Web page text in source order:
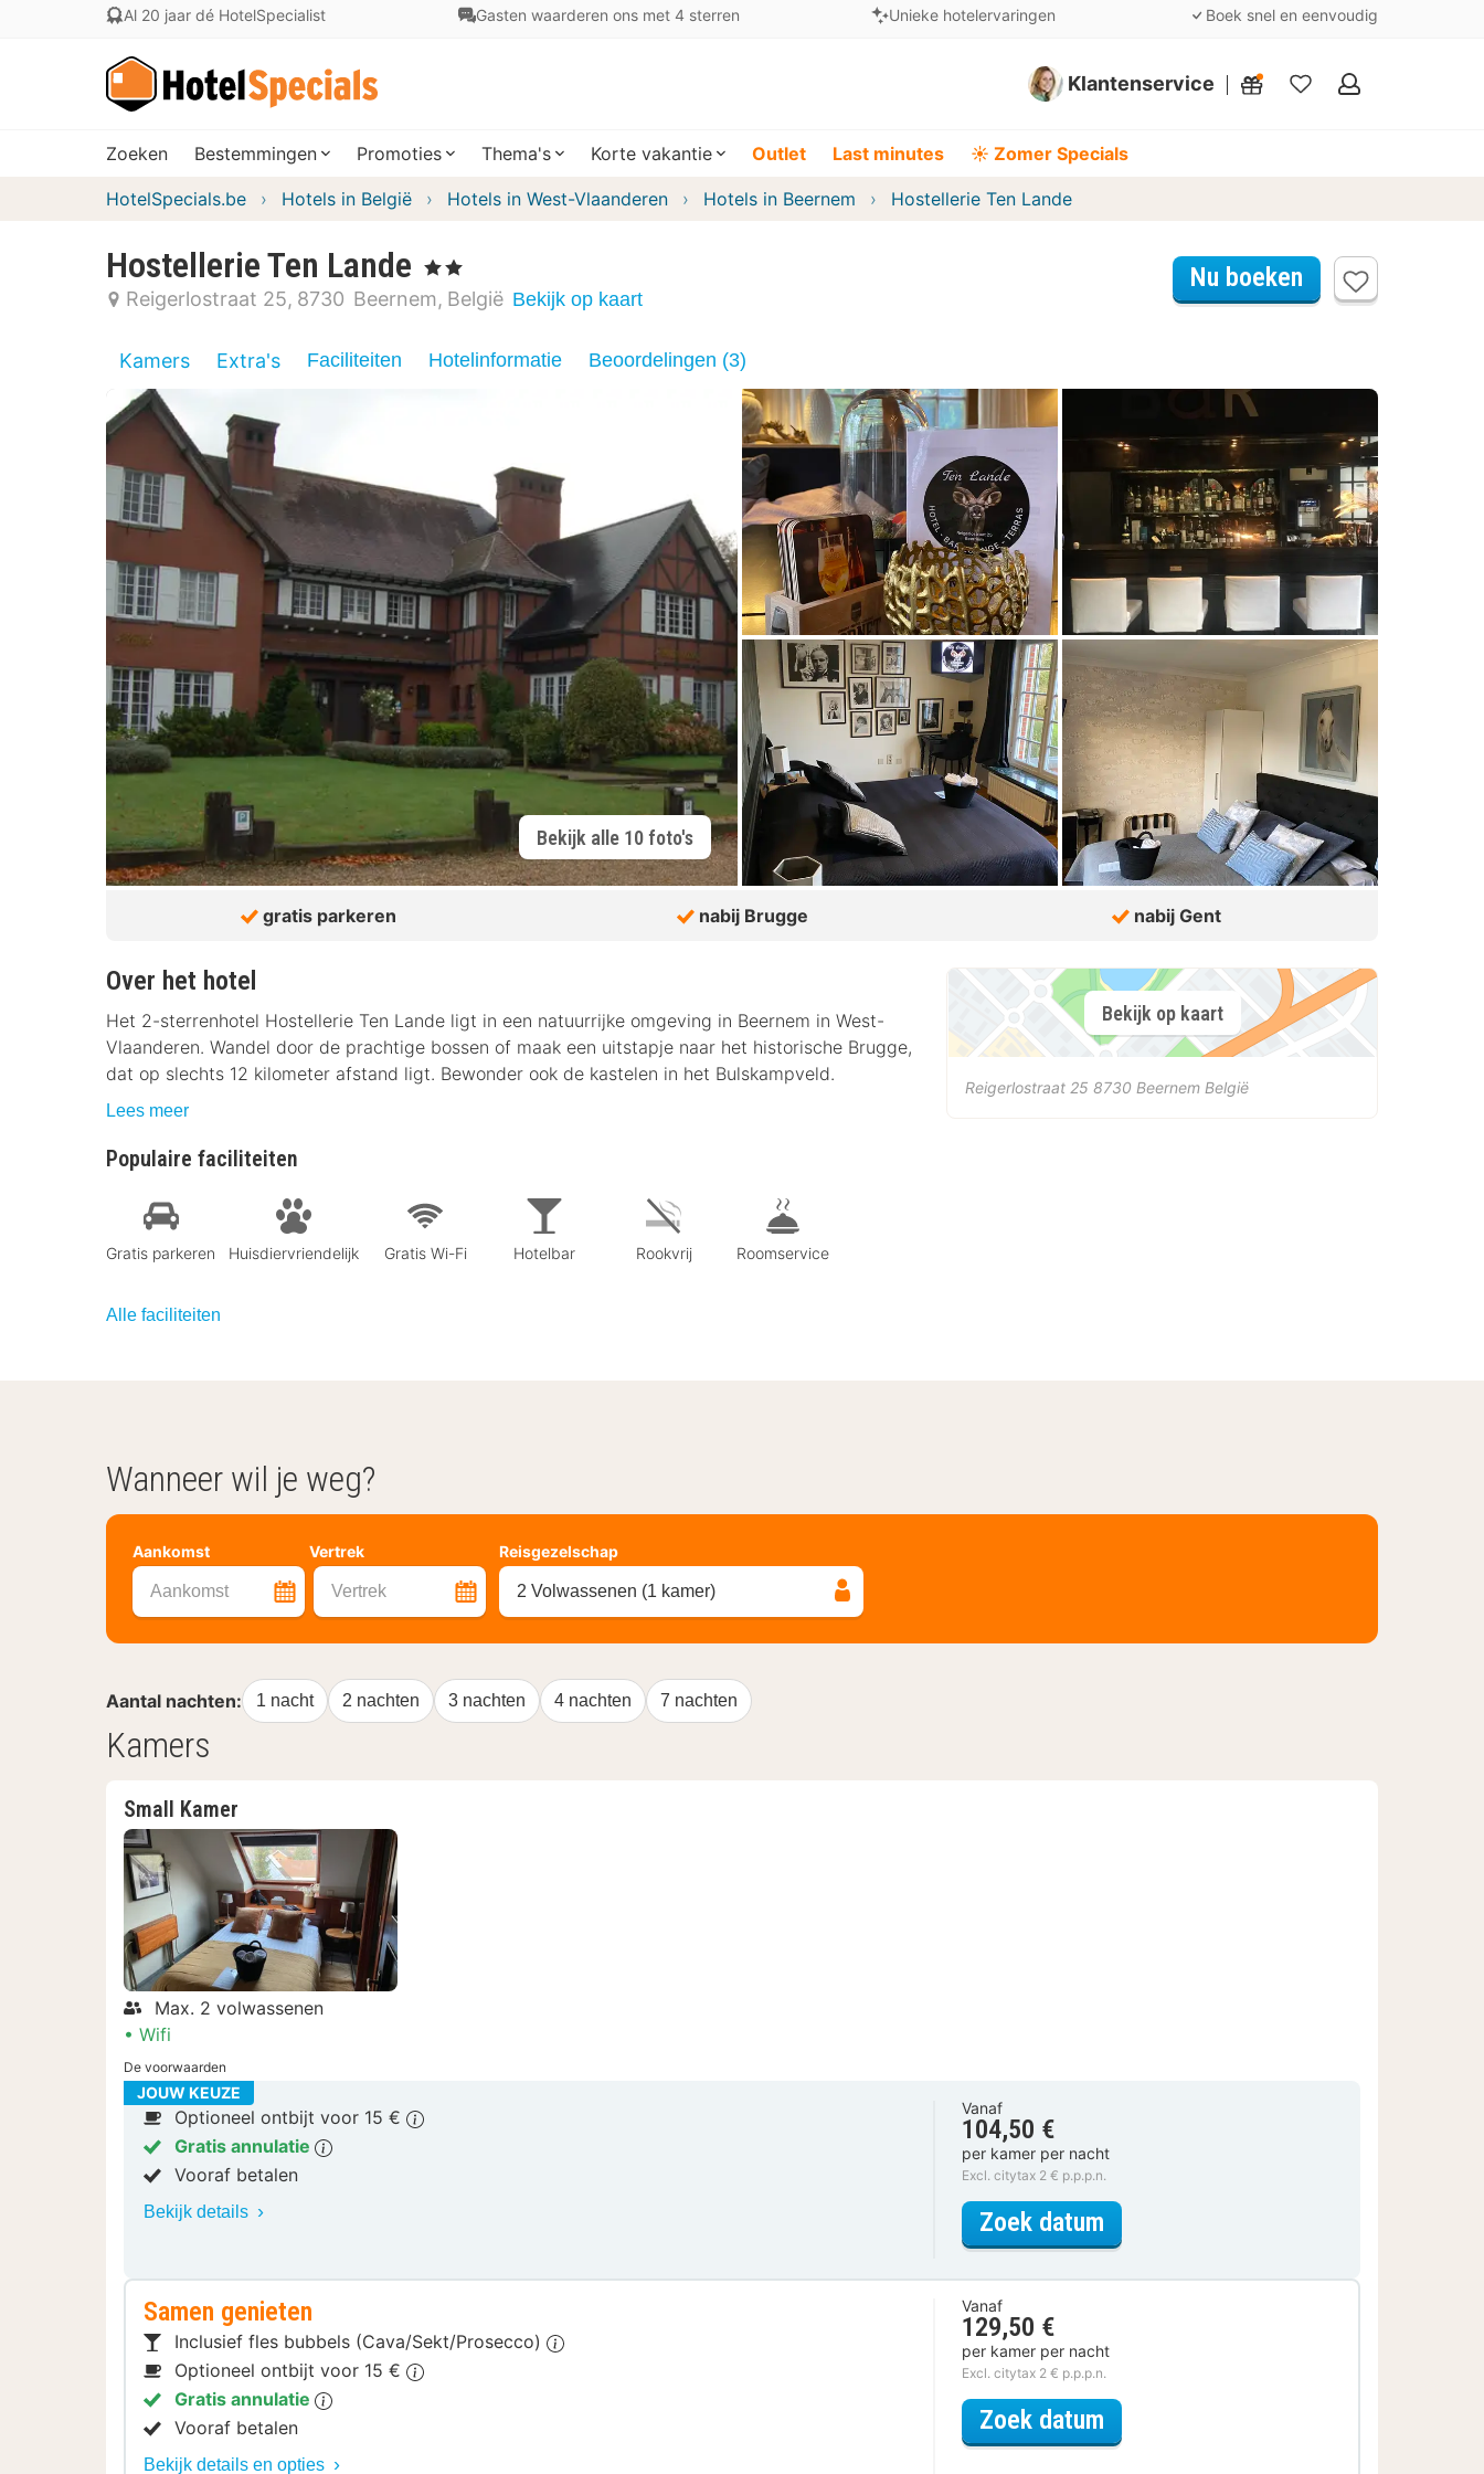
Al 20 jaar dé HotelSpecialist Gasten waarderen ons met 4 sterren Unieke hotelervaringen Boek snel en eenvoudig
Klantenservice
Mijn
Zoeken Bestemmingen Promoties Thema's Korte vakantie Outlet Last minutes ☀️ Zomer Specials
HotelSpecials.be Hotels in België Hotels in West-Vlaanderen Hotels in Beernem Hostellerie Ten Lande
Hostellerie Ten Lande , 2 Sterren
Reigerlostraat 25 8730 Beernem België Bekijk op kaart
Nu boeken
Kamers Extra's Faciliteiten Hotelinformatie Beoordelingen (3)
Bekijk alle 10 foto's
gratis parkeren nabij Brugge nabij Gent
Over het hotel
Het 2-sterrenhotel Hostellerie Ten Lande ligt in een natuurrijke omgeving in Beernem in West-
Vlaanderen. Wandel door de prachtige bossen of maak een uitstapje naar het historische Brugge,
dat op slechts 12 kilometer afstand ligt. Bewonder ook de kastelen in het Bulskampveld.
Lees meer
Populaire faciliteiten
Gratis parkeren Huisdiervriendelijk Gratis Wi-Fi Hotelbar Rookvrij Roomservice
Alle faciliteiten
Bekijk op kaart
Reigerlostraat 25 8730 Beernem België
Wanneer wil je weg?
Aankomst Vertrek
Aankomst Vertrek
Reisgezelschap
2 Volwassenen (1 kamer)
Aantal nachten: 1 nacht 2 nachten 3 nachten 4 nachten 7 nachten
Kamers
Small Kamer
Max. 2 volwassenen
Wifi
De voorwaarden
JOUW KEUZE
Optioneel ontbijt voor 15 €
Gratis annulatie
Vooraf betalen
Bekijk details
Vanaf
104,50 €
per kamer per nacht
Excl. citytax 2 € p.p.p.n.
Zoek datum
Samen genieten
Inclusief fles bubbels (Cava/Sekt/Prosecco)
Optioneel ontbijt voor 15 €
Gratis annulatie
Vooraf betalen
Bekijk details en opties
Vanaf
129,50 €
per kamer per nacht
Excl. citytax 2 € p.p.p.n.
Zoek datum